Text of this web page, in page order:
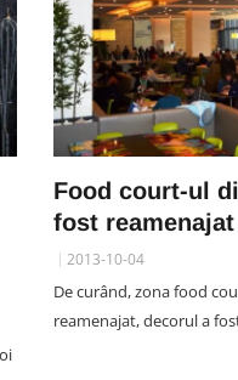
Food court-ul
fost reamenajat
2013-10-04
De curând, zona food
reamenajat, decorul a